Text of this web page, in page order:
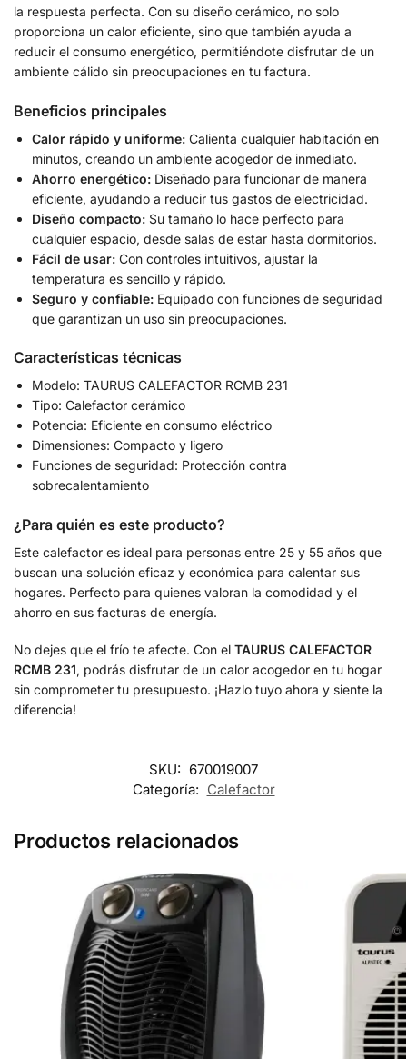
la respuesta perfecta. Con su diseño cerámico, no solo
proporciona un calor eficiente, sino que también ayuda a
reducir el consumo energético, permitiéndote disfrutar de un
ambiente cálido sin preocupaciones en tu factura.
Beneficios principales
Calor rápido y uniforme: Calienta cualquier habitación en
minutos, creando un ambiente acogedor de inmediato.
Ahorro energético: Diseñado para funcionar de manera
eficiente, ayudando a reducir tus gastos de electricidad.
Diseño compacto: Su tamaño lo hace perfecto para
cualquier espacio, desde salas de estar hasta dormitorios.
Fácil de usar: Con controles intuitivos, ajustar la
temperatura es sencillo y rápido.
Seguro y confiable: Equipado con funciones de seguridad
que garantizan un uso sin preocupaciones.
Características técnicas
Modelo: TAURUS CALEFACTOR RCMB 231
Tipo: Calefactor cerámico
Potencia: Eficiente en consumo eléctrico
Dimensiones: Compacto y ligero
Funciones de seguridad: Protección contra
sobrecalentamiento
¿Para quién es este producto?
Este calefactor es ideal para personas entre 25 y 55 años que
buscan una solución eficaz y económica para calentar sus
hogares. Perfecto para quienes valoran la comodidad y el
ahorro en sus facturas de energía.
No dejes que el frío te afecte. Con el TAURUS CALEFACTOR
RCMB 231, podrás disfrutar de un calor acogedor en tu hogar
sin comprometer tu presupuesto. ¡Hazlo tuyo ahora y siente la
diferencia!
SKU: 670019007
Categoría: Calefactor
Productos relacionados